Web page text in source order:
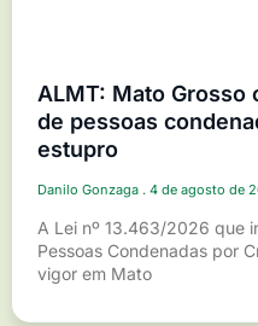
ALMT: Mato Grosso
de pessoas
estupro
Danilo Gonzaga 4 de agosto de
A Lei nº 13.463/2026 que
Pessoas Condenadas por
vigor em Mato